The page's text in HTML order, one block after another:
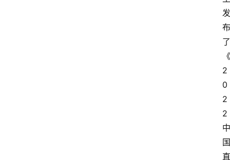
发
布
了
《
2
0
2
2
中
国
直